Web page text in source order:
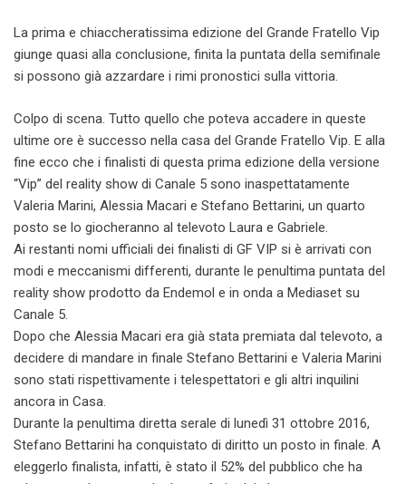
La prima e chiaccheratissima edizione del Grande Fratello Vip
giunge quasi alla conclusione, finita la puntata della semifinale
si possono già azzardare i rimi pronostici sulla vittoria.
Colpo di scena. Tutto quello che poteva accadere in queste
ultime ore è successo nella casa del Grande Fratello Vip. E alla
fine ecco che i finalisti di questa prima edizione della versione
“Vip” del reality show di Canale 5 sono inaspettatamente
Valeria Marini, Alessia Macari e Stefano Bettarini, un quarto
posto se lo giocheranno al televoto Laura e Gabriele.
Ai restanti nomi ufficiali dei finalisti di GF VIP si è arrivati con
modi e meccanismi differenti, durante le penultima puntata del
reality show prodotto da Endemol e in onda a Mediaset su
Canale 5.
Dopo che Alessia Macari era già stata premiata dal televoto, a
decidere di mandare in finale Stefano Bettarini e Valeria Marini
sono stati rispettivamente i telespettatori e gli altri inquilini
ancora in Casa.
Durante la penultima diretta serale di lunedì 31 ottobre 2016,
Stefano Bettarini ha conquistato di diritto un posto in finale. A
eleggerlo finalista, infatti, è stato il 52% del pubblico che ha